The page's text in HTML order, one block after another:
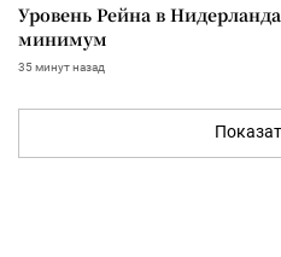
Уровень Рейна в
минимум
35 минут назад